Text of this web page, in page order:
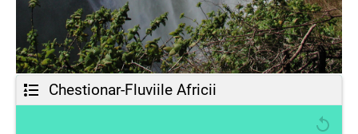
Chestionar-Fluviile Africii